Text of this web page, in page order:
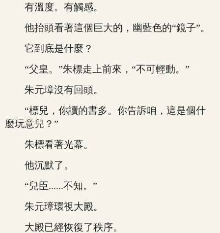
有溫度。有觸感。
他抬頭看著這個巨大的，幽藍色的“鏡子”。
它到底是什麼？
“父皇。”朱標走上前來，“不可輕動。”
朱元璋沒有回頭。
“標兒，你讀的書多。你告訴咱，這是個什
麼玩意兒？”
朱標看著光幕。
他沉默了。
“兒臣......不知。”
朱元璋環視大殿。
大殿已經恢復了秩序。